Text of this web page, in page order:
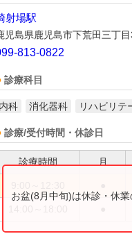
射場駅
児島県鹿児島市下荒田三丁
813-0822
診療科目
内科 消化器科 リハビリテ
診療/受付時間・休診日
診療時間 月
お盆(8月中旬)は休診・休